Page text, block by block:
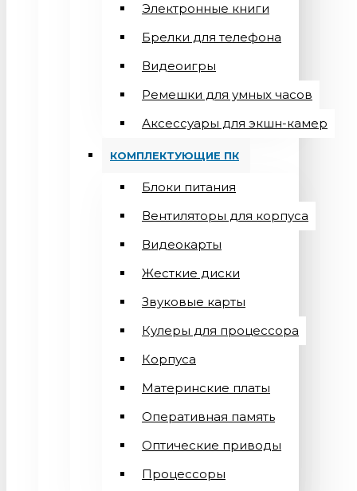
Электронные книги
Брелки для телефона
Видеоигры
Ремешки для умных часов
Аксессуары для экшн-камер
КОМПЛЕКТУЮЩИЕ ПК
Блоки питания
Вентиляторы для корпуса
Видеокарты
Жесткие диски
Звуковые карты
Кулеры для процессора
Корпуса
Материнские платы
Оперативная память
Оптические приводы
Процессоры